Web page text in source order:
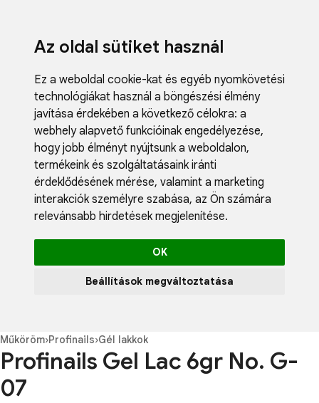
Az oldal sütiket használ
Ez a weboldal cookie-kat és egyéb nyomkövetési
technológiákat használ a böngészési élmény
javítása érdekében a következő célokra: a
webhely alapvető funkcióinak engedélyezése,
hogy jobb élményt nyújtsunk a weboldalon,
termékeink és szolgáltatásaink iránti
érdeklődésének mérése, valamint a marketing
interakciók személyre szabása, az Ön számára
relevánsabb hirdetések megjelenítése.
OK
Beállítások megváltoztatása
Blog
Műköröm›Profinails›Gél lakkok
Profinails Gel Lac 6gr No. G-
07